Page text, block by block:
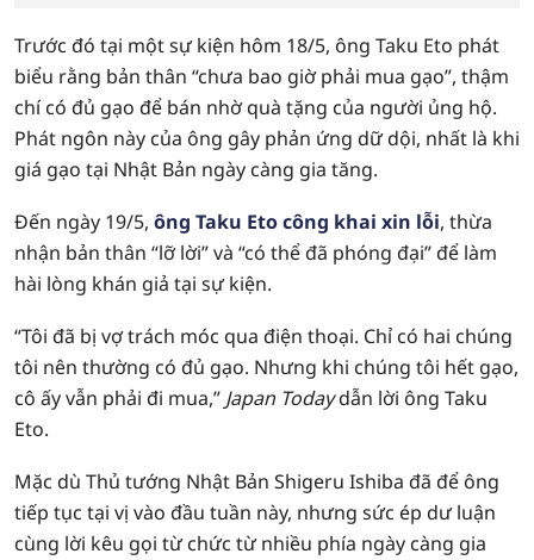
Trước đó tại một sự kiện hôm 18/5, ông Taku Eto phát
biểu rằng bản thân “chưa bao giờ phải mua gạo”, thậm
chí có đủ gạo để bán nhờ quà tặng của người ủng hộ.
Phát ngôn này của ông gây phản ứng dữ dội, nhất là khi
giá gạo tại Nhật Bản ngày càng gia tăng.
Đến ngày 19/5, ông Taku Eto công khai xin lỗi, thừa
nhận bản thân “lỡ lời” và “có thể đã phóng đại” để làm
hài lòng khán giả tại sự kiện.
“Tôi đã bị vợ trách móc qua điện thoại. Chỉ có hai chúng
tôi nên thường có đủ gạo. Nhưng khi chúng tôi hết gạo,
cô ấy vẫn phải đi mua,” Japan Todaydẫn lời ông Taku
Eto.
Mặc dù Thủ tướng Nhật Bản Shigeru Ishiba đã để ông
tiếp tục tại vị vào đầu tuần này, nhưng sức ép dư luận
cùng lời kêu gọi từ chức từ nhiều phía ngày càng gia